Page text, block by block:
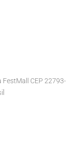
CEP 22793-